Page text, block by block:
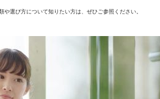
選び方について知りたい方は、ぜひご参照ください。